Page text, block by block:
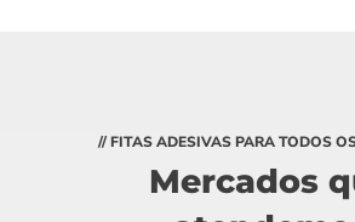
// FITAS ADESIVAS PARA TODOS
Mercados